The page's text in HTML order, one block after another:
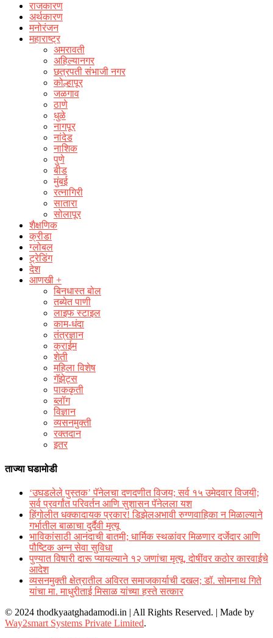
राजकारण
अर्थकारण
मनोरंजन
महाराष्ट्र
अमरावती
अहिल्यानगर
छत्रपती संभाजी नगर
कोल्हापूर
जळगाव
ठाणे
धुळे
नागपूर
नांदेड
नाशिक
पुणे
बीड
मुंबई
रत्नागिरी
सातारा
सोलापूर
शैक्षणिक
क्रीडा
ग्लोबल
ट्रेडिंग
देश
आणखी +
बिनधास्त बोल
तब्येत पाणी
लाइफ स्टाइल
काम-धंदा
तंत्रज्ञान
क्राईम
शेती
महिला विशेष
गॅझेट्स
पाककृती
ब्लॉग
विज्ञान
व्यसनमुक्ती
रक्‍तदान
इतर
ताज्या घडामोडी
‘उघडलेले पुस्तक’ पॅनेलचा दणदणीत विजय; सर्व १५ उमेदवार विजयी;
सर्व प्रवर्गांत परिवर्तन आणि सुशासन पॅनेलला यश
हिंगोलीत धक्कादायक प्रकार! डिझेलअभावी रुग्णवाहिका न मिळाल्याने
गर्भातील बाळाचा दुर्दैवी मृत्यू
भाविकांसाठी आनंदाची बातमी; धार्मिक स्थळांवर मिळणार दर्जेदार आणि
पौष्टिक अन्न सेवा सुविधा
पुण्यात विषारी दारू प्यायल्याने १२ जणांचा मृत्यू, दोषींवर कठोर कारवाईचे
आदेश
व्यसनमुक्ती क्षेत्रातील अविरत समाजकार्याची दखल; डॉ. सोमनाथ गिते
यांचा मा. माधुरीताई मिसाळ यांच्या हस्ते सत्कार
© 2024 thodkyaatghadamodi.in | All Rights Reserved. | Made by
Way2smart Systems Private Limited.